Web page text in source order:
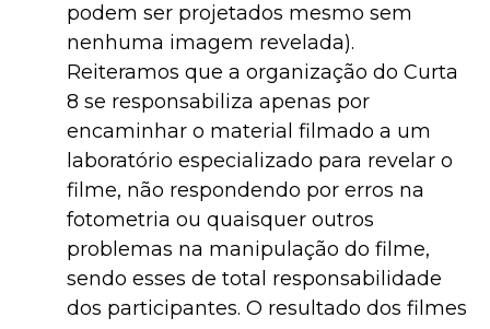
podem ser projetados mesmo sem
nenhuma imagem revelada).
Reiteramos que a organização do Curta
8 se responsabiliza apenas por
encaminhar o material filmado a um
laboratório especializado para revelar o
filme, não respondendo por erros na
fotometria ou quaisquer outros
problemas na manipulação do filme,
sendo esses de total responsabilidade
dos participantes. O resultado dos filmes